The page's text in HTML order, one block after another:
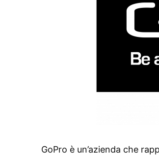
GoPro è un’azienda che